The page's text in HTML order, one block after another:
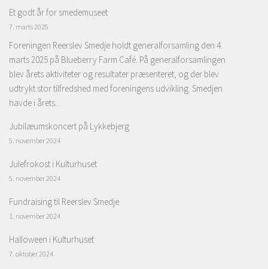
Et godt år for smedemuseet
7. marts 2025
Foreningen Reerslev Smedje holdt generalforsamling den 4.
marts 2025 på Blueberry Farm Café. På generalforsamlingen
blev årets aktiviteter og resultater præsenteret, og der blev
udtrykt stor tilfredshed med foreningens udvikling. Smedjen
havde i årets...
Jubilæumskoncert på Lykkebjerg
5. november 2024
Julefrokost i Kulturhuset
5. november 2024
Fundraising til Reerslev Smedje
1. november 2024
Halloween i Kulturhuset
7. oktober 2024